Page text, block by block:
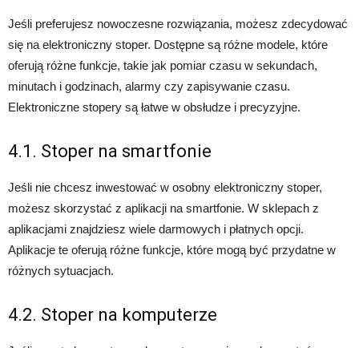
Jeśli preferujesz nowoczesne rozwiązania, możesz zdecydować
się na elektroniczny stoper. Dostępne są różne modele, które
oferują różne funkcje, takie jak pomiar czasu w sekundach,
minutach i godzinach, alarmy czy zapisywanie czasu.
Elektroniczne stopery są łatwe w obsłudze i precyzyjne.
4.1. Stoper na smartfonie
Jeśli nie chcesz inwestować w osobny elektroniczny stoper,
możesz skorzystać z aplikacji na smartfonie. W sklepach z
aplikacjami znajdziesz wiele darmowych i płatnych opcji.
Aplikacje te oferują różne funkcje, które mogą być przydatne w
różnych sytuacjach.
4.2. Stoper na komputerze